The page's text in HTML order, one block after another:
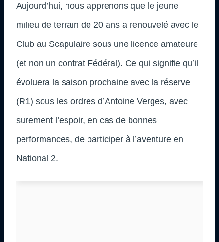
Aujourd’hui, nous apprenons que le jeune
milieu de terrain de 20 ans a renouvelé avec le
Club au Scapulaire sous une licence amateure
(et non un contrat Fédéral). Ce qui signifie qu’il
évoluera la saison prochaine avec la réserve
(R1) sous les ordres d’Antoine Verges, avec
surement l’espoir, en cas de bonnes
performances, de participer à l’aventure en
National 2.